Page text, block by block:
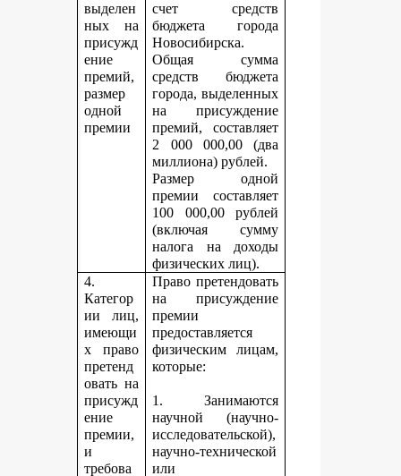
выделен
ных на
присужд
ение
премий,
размер
одной
премии
счет средств
бюджета города
Новосибирска.
Общая сумма
средств бюджета
города, выделенных
на присуждение
премий, составляет
2 000 000,00 (два
миллиона) рублей.
Размер одной
премии составляет
100 000,00 рублей
(включая сумму
налога на доходы
физических лиц).
4.
Категор
ии лиц,
имеющи
х право
претенд
овать на
присужд
ение
премии,
и
требова
Право претендовать
на присуждение
премии
предоставляется
физическим лицам,
которые:
1. Занимаются
научной (научно-
исследовательской),
научно-технической
или